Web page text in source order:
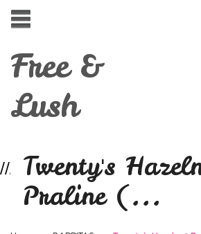
Free &
Lush
Twenty's
Praline (...